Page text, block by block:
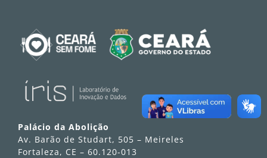
Palácio da Abolição
Av. Barão de Studart, 505 – Meireles
Fortaleza, CE – 60.120-013